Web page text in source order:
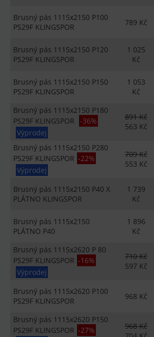
Brusný pás 1115x2150 P100
PS29F KLINGSPOR
789 Kč
Brusný pás 1115x2150 P120
PS29F KLINGSPOR
1 025
Kč
Brusný pás 1115x2150 P150
PS29F KLINGSPOR
1 053
Kč
Brusný pás 1115x2150 P180
PS29F KLINGSPOR
-36%
Výprodej
891 Kč
563 Kč
Brusný pás 1115x2150 P280
PS29F KLINGSPOR -22%
Výprodej
709 Kč
553 Kč
Brusný pás 1115x2150 P40 X
PLÁTNO KLINGSPOR
1 739
Kč
Brusný pás 1115x2150
PLÁTNO P40
1 896
Kč
Brusný pás 1115x2620 P 80
PS29F KLINGSPOR -16%
Výprodej
710 Kč
597 Kč
Brusný pás 1115x2620 P100
PS29F KLINGSPOR
968 Kč
Brusný pás 1115x2620 P150
PS29F KLINGSPOR -27%
968 Kč